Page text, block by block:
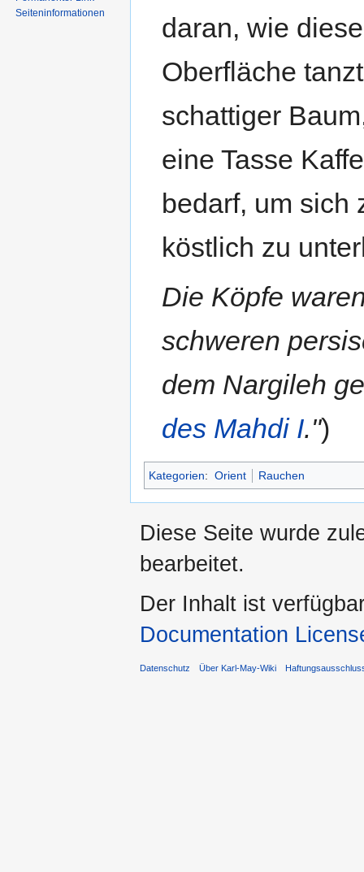
daran, wie
Oberfläche
schattiger
eine Tasse
bedarf, um sich
köstlich zu
Die Köpfe
schweren
dem Nargileh
des Mahdi I.")
Kategorien: Orient Rauchen
Seiten­informationen
Diese Seite wurde
bearbeitet.
Der Inhalt ist
Documentation
Datenschutz Über Karl-May-Wiki